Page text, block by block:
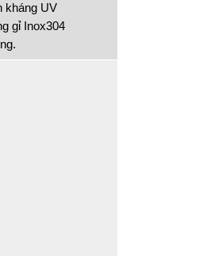
kháng UV
gỉ Inox304